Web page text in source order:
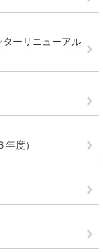
ーリニューアル
度）